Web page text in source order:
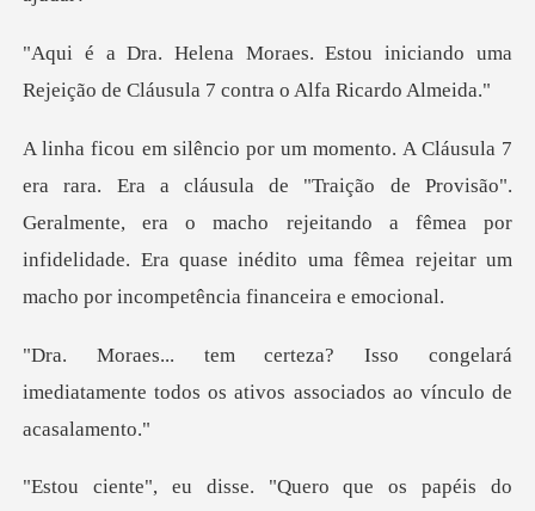
u iniciando uma
Rejeição de Cláusu
Traição de Provisão".
Geralmente, era o macho rejeitando a fêmea por
infidelidade. E
gelará
imediatamente todos os ativos
e os papéis do